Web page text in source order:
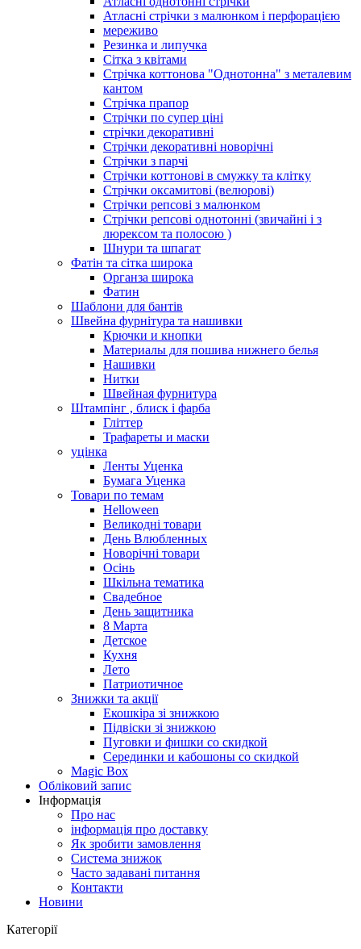
Атласні стрічки з малюнком і перфорацією
мереживо
Резинка и липучка
Сітка з квітами
Стрічка коттонова "Однотонна" з металевим
кантом
Стрічка прапор
Стрічки по супер ціні
стрічки декоративні
Стрічки декоративні новорічні
Стрічки з парчі
Стрічки коттонові в смужку та клітку
Стрічки оксамитові (велюрові)
Стрічки репсові з малюнком
Стрічки репсові однотонні (звичайні і з
люрексом та полосою )
Шнури та шпагат
Фатін та сітка широка
Органза широка
Фатин
Шаблони для бантів
Швейна фурнітура та нашивки
Крючки и кнопки
Материалы для пошива нижнего белья
Нашивки
Нитки
Швейная фурнитура
Штампінг , блиск і фарба
Гліттер
Трафареты и маски
уцінка
Ленты Уценка
Бумага Уценка
Товари по темам
Helloween
Великодні товари
День Влюбленных
Новорічні товари
Осінь
Шкільна тематика
Свадебное
День защитника
8 Марта
Детское
Кухня
Лето
Патриотичное
Знижки та акції
Екошкіра зі знижкою
Підвіски зі знижкою
Пуговки и фишки со скидкой
Серединки и кабошоны со скидкой
Magic Box
Обліковий запис
Інформація
Про нас
інформація про доставку
Як зробити замовлення
Система знижок
Часто задавані питання
Контакти
Новини
Категорії